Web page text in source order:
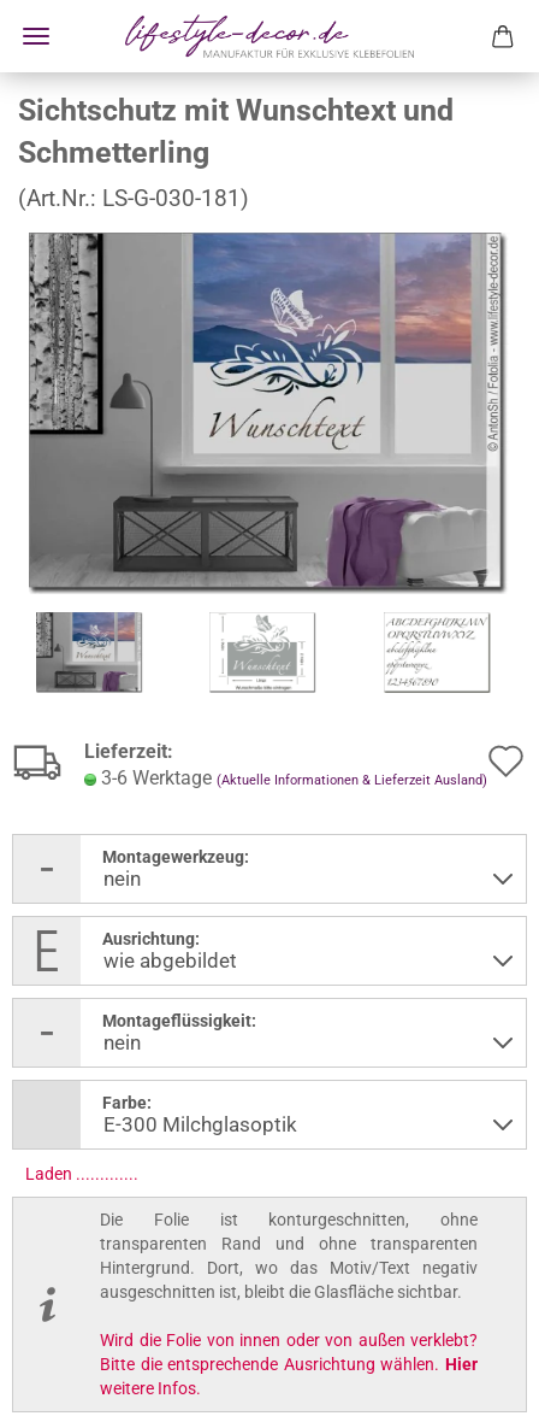
Sichtschutz mit Wunschtext und
Schmetterling
(Art.Nr.: LS-G-030-181)
Lieferzeit:
3-6 Werktage (Aktuelle Informationen & Lieferzeit Ausland)
Montagewerkzeug:
Ausrichtung:
Montageflüssigkeit:
Farbe:
Laden ..............
Die Folie ist konturgeschnitten, ohne
transparenten Rand und ohne transparenten
Hintergrund. Dort, wo das Motiv/Text negativ
ausgeschnitten ist, bleibt die Glasfläche sichtbar.
Wird die Folie von innen oder von außen verklebt?
Bitte die entsprechende Ausrichtung wählen. Hier
weitere Infos.